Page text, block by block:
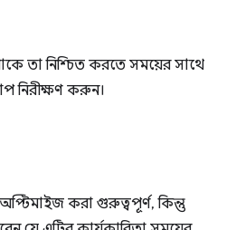
তা নিশ্চিত করতে সময়ের সাথে
নিরীক্ষণ করুন।
করা গুরুত্বপূর্ণ, কিন্তু